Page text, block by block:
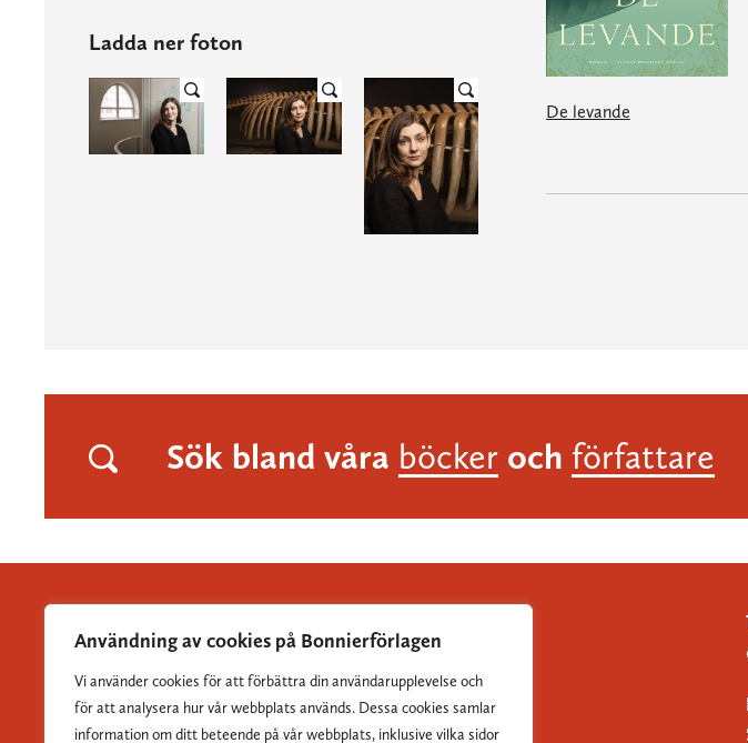
Användning av cookies på Bonnierförlagen
Vi använder cookies för att förbättra din användarupplevelse och
för att analysera hur vår webbplats används. Dessa cookies samlar
information om ditt beteende på vår webbplats, inklusive vilka sidor
Ladda ner foton
De levande
Sök bland våra böcker och författare
Albert Bonniers Förlag grundades 1837 och är Sveriges
största skönlitterära förlag.